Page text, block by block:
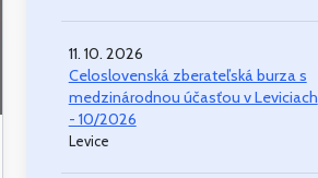
11. 10. 2026
Celoslovenská zberateľská burza s
medzinárodnou účasťou v Leviciach
- 10/2026
Levice